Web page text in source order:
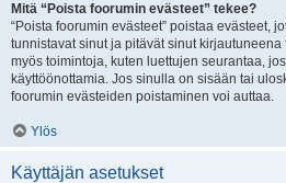
Mitä “Poista foorumin evästeet” tekee?
“Poista foorumin evästeet” poistaa evästeet,
tunnistavat sinut ja pitävät sinut
myös toimintoja, kuten luettujen seurantaa,
käyttöönottamia. Jos sinulla on sisään tai
foorumin evästeiden poistaminen voi auttaa.
Ylös
Käyttäjän asetukset